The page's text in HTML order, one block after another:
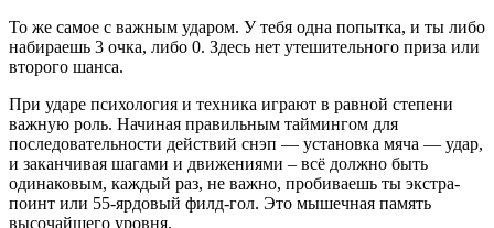
То же самое с важным ударом. У тебя одна попытка, и ты либо
набираешь 3 очка, либо 0. Здесь нет утешительного приза или
второго шанса.
При ударе психология и техника играют в равной степени
важную роль. Начиная правильным таймингом для
последовательности действий снэп — установка мяча — удар,
и заканчивая шагами и движениями – всё должно быть
одинаковым, каждый раз, не важно, пробиваешь ты экстра-
поинт или 55-ярдовый филд-гол. Это мышечная память
высочайшего уровня.